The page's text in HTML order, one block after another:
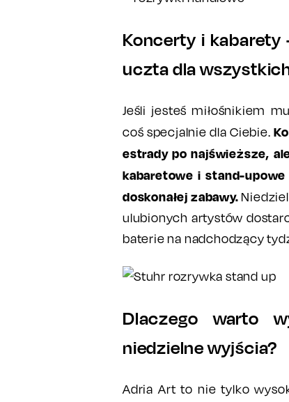
Koncerty i
uczta dla
Jeśli jesteś miłośnikiem
coś specjalnie dla Ciebie.
estrady po najświeższe,
kabaretowe i stand-
doskonałej zabawy.
ulubionych artystów
baterie na nadchodzący
Dlaczego warto
niedzielne wyjścia?
Adria Art to nie tylko